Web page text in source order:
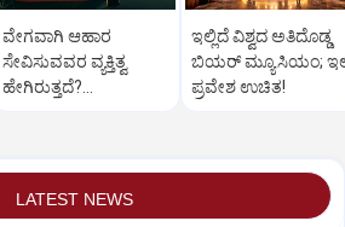
ವೇಗವಾಗಿ ಆಹಾರ
ಸೇವಿಸುವವರ ವ್ಯಕ್ತಿತ್ವ
ಹೇಗಿರುತ್ತದೆ?
ಇಲ್ಲಿದೆ ವಿಶ್ವದ ಅತಿದೊಡ್ಡ
ಬಿಯರ್ ಮ್ಯೂಸಿಯಂ;
ಪ್ರವೇಶ ಉಚಿತ!
LATEST NEWS